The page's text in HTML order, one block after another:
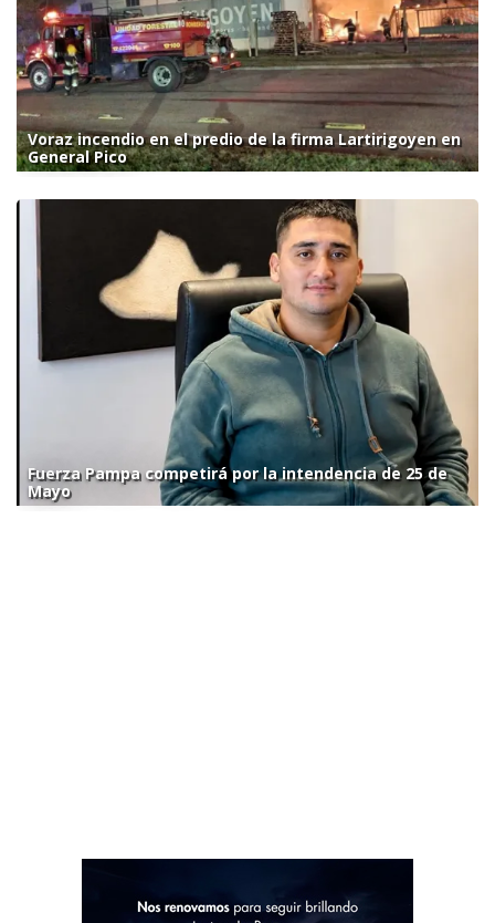
Voraz incendio en el predio de la firma Lartirigoyen en
General Pico
Fuerza Pampa competirá por la intendencia de 25 de
Mayo